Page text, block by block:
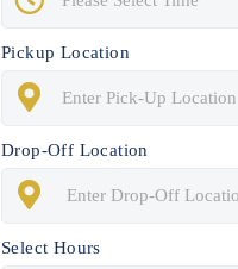
Pickup Location
Drop-Off Location
Select Hours